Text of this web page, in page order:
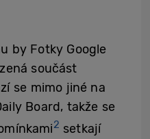
by Fotky Google
součást
se mimo jiné na
Board, takže se
2 setkají